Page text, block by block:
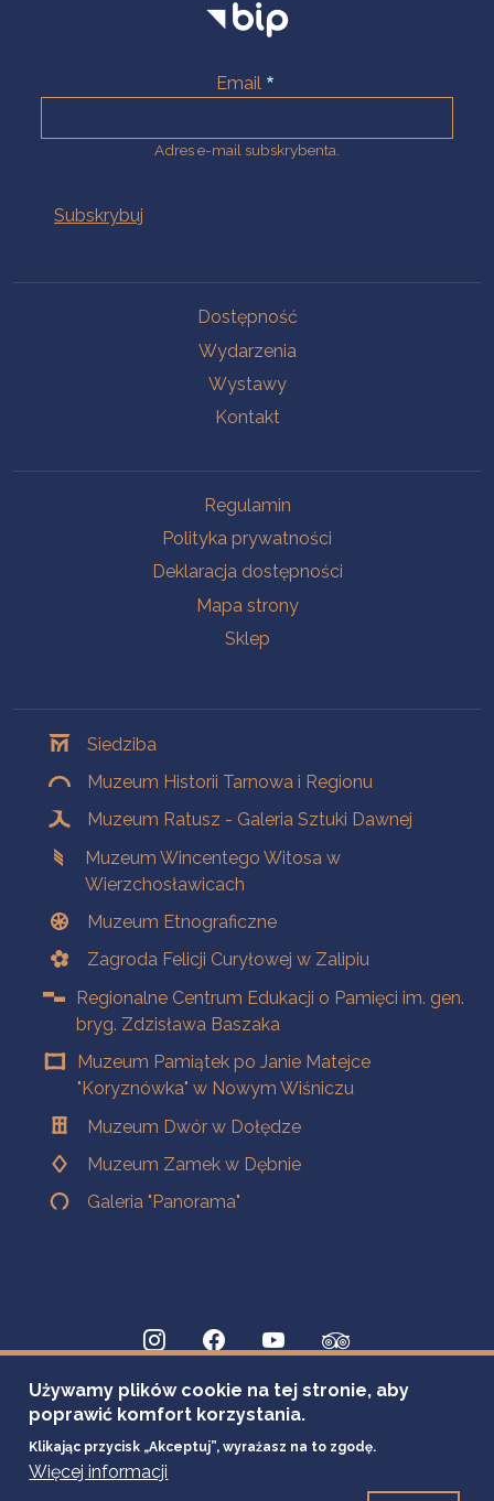
Email
Adres e-mail subskrybenta.
Dostępność
Wydarzenia
Wystawy
Kontakt
Regulamin
Polityka prywatności
Deklaracja dostępności
Mapa strony
Sklep
Siedziba
Muzeum Historii Tarnowa i Regionu
Muzeum Ratusz - Galeria Sztuki Dawnej
Muzeum Wincentego Witosa w
Wierzchosławicach
Muzeum Etnograficzne
Zagroda Felicji Curyłowej w Zalipiu
Regionalne Centrum Edukacji o Pamięci im. gen.
bryg. Zdzisława Baszaka
Muzeum Pamiątek po Janie Matejce
"Koryznówka" w Nowym Wiśniczu
Muzeum Dwór w Dołędze
Muzeum Zamek w Dębnie
Galeria "Panorama"
Używamy plików cookie na tej stronie, aby
poprawić komfort korzystania.
Klikając przycisk „Akceptuj”, wyrażasz na to zgodę.
Więcej informacji